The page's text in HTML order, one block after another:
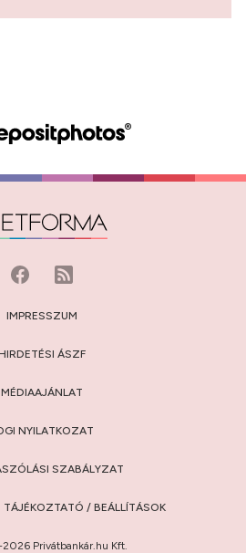
IMPRESSZUM
ÁSZF
MÉDIAAJÁNLAT
NYILATKOZAT
SZABÁLYZAT
TÁJÉKOZTATÓ / BEÁLLÍTÁSOK
Privátbankár.hu Kft.